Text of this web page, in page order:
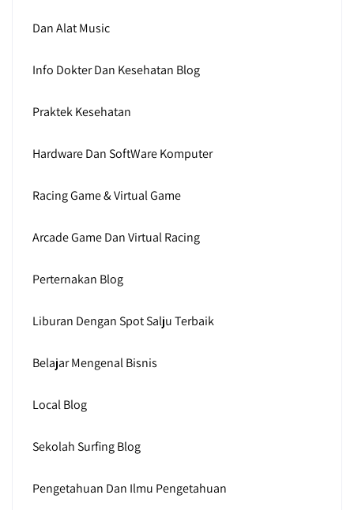
Dan Alat Music
Info Dokter Dan Kesehatan Blog
Praktek Kesehatan
Hardware Dan SoftWare Komputer
Racing Game & Virtual Game
Arcade Game Dan Virtual Racing
Perternakan Blog
Liburan Dengan Spot Salju Terbaik
Belajar Mengenal Bisnis
Local Blog
Sekolah Surfing Blog
Pengetahuan Dan Ilmu Pengetahuan